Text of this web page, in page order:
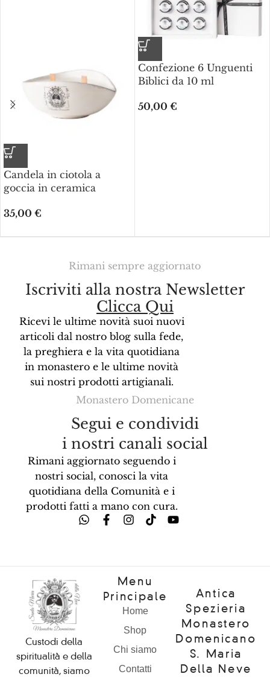
Candela in ciotola a
goccia in ceramica
35,00 €
Confezione 6 Unguenti
Biblici da 10 ml
50,00 €
Rimani sempre aggiornato
Iscriviti alla nostra Newsletter
Clicca Qui
Ricevi le ultime novità suoi nuovi
articoli dal nostro blog sulla fede,
la preghiera e la vita quotidiana
in monastero e le ultime novità
sui nostri prodotti artigianali.
Monastero Domenicane
Segui e condividi
i nostri canali social
Rimani aggiornato seguendo i
nostri social, conosci la vita
quotidiana della Comunità e i
prodotti fatti a mano con cura.
Custodi della
spiritualità e della
comunità, siamo
Menu
Principale
Home
Shop
Chi siamo
Contatti
Antica
Spezieria
Monastero
Domenicano
S. Maria
Della Neve